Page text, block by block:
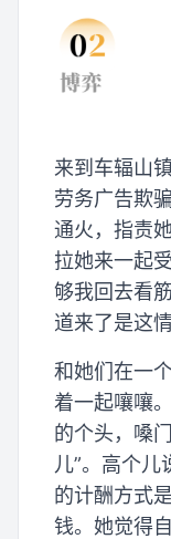
来到车辐山
劳务广告欺
通火，指责
拉她来一起
够我回去看
道来了是这情
和她们在一
着一起嚷嚷
的个头，嗓
儿”。高个儿
的计酬方式
钱。她觉得